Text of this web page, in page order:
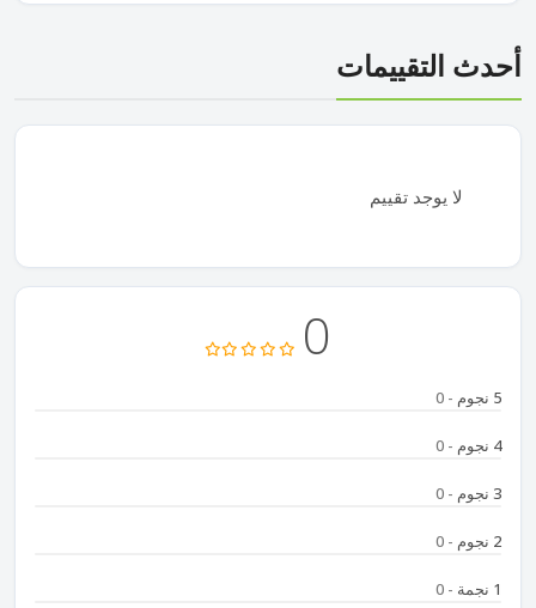
أحدث التقييمات
لا يوجد تقييم
0
5 نجوم - 0
4 نجوم - 0
3 نجوم - 0
2 نجوم - 0
1 نجمة - 0